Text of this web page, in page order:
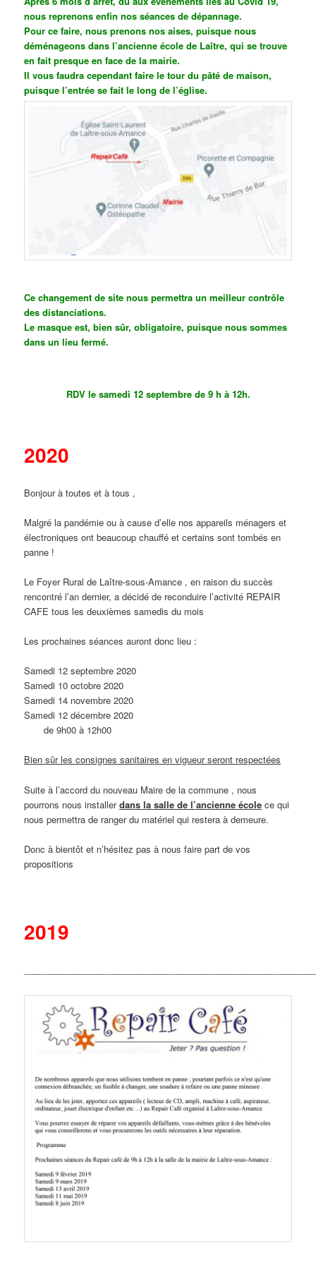
nous reprenons enfin nos séances de dépannage.
Pour ce faire, nous prenons nos aises, puisque nous
déménageons dans l’ancienne école de Laître, qui se trouve
en fait presque en face de la mairie.
Il vous faudra cependant faire le tour du pâté de maison,
puisque l’entrée se fait le long de l’église.
Ce changement de site nous permettra un meilleur contrôle
des distanciations.
Le masque est, bien sûr, obligatoire, puisque nous sommes
dans un lieu fermé.
RDV le samedi 12 septembre de 9 h à 12h.
2020
Bonjour à toutes et à tous ,
Malgré la pandémie ou à cause d’elle nos appareils ménagers et
électroniques ont beaucoup chauffé et certains sont tombés en
panne !
Le Foyer Rural de Laître-sous-Amance , en raison du succès
rencontré l’an dernier, a décidé de reconduire l’activité REPAIR
CAFE tous les deuxièmes samedis du mois
Les prochaines séances auront donc lieu :
Samedi 12 septembre 2020
Samedi 10 octobre 2020
Samedi 14 novembre 2020
Samedi 12 décembre 2020
de 9h00 à 12h00
Bien sûr les consignes sanitaires en vigueur seront respectées
Suite à l’accord du nouveau Maire de la commune , nous
pourrons nous installerdans la salle de l’ancienne école ce qui
nous permettra de ranger du matériel qui restera à demeure.
Donc à bientôt et n’hésitez pas à nous faire part de vos
propositions
2019